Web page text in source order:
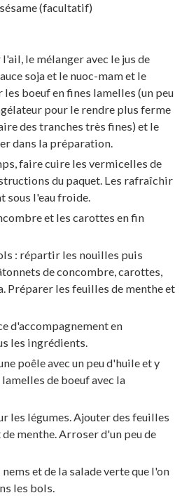
(facultatif)
le mélanger avec le jus de
soja et le nuoc-mam et le
boeuf en fines lamelles (un peu
pour le rendre plus ferme
des tranches très fines) et le
dans la préparation.
faire cuire les vermicelles de
du paquet. Les rafraîchir
sous l'eau froide.
et les carottes en fin
: répartir les nouilles puis
de concombre, carottes,
Préparer les feuilles de menthe et
d'accompagnement en
les ingrédients.
poêle avec un peu d'huile et y
de boeuf avec la
les légumes. Ajouter des feuilles
menthe. Arroser d'un peu de
et de la salade verte que l'on
les bols.